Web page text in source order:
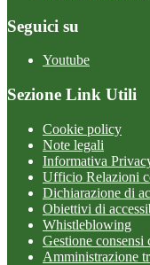
Seguici su
Youtube
Sezione Link Utili
Cookie policy
Note legali
Informativa
Ufficio Relazioni
Dichiarazione di
Obiettivi di
Whistleblowing
Gestione consensi
Amministrazione